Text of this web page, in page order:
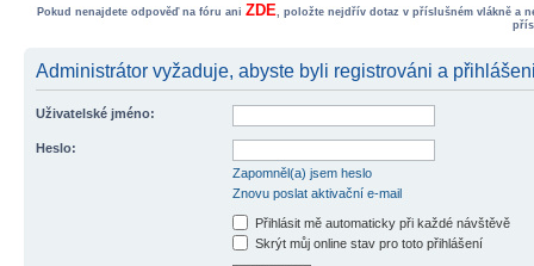
Pokud nenajdete odpověď na fóru ani ZDE, položte nejdřív dotaz v příslušném vlákně a
Administrátor vyžaduje, abyste byli registrováni a
Uživatelské jméno:
Heslo:
Zapomněl(a) jsem heslo
Znovu poslat aktivační e-mail
Přihlásit mě automaticky při každé návštěvě
Skrýt můj online stav pro toto přihlášení